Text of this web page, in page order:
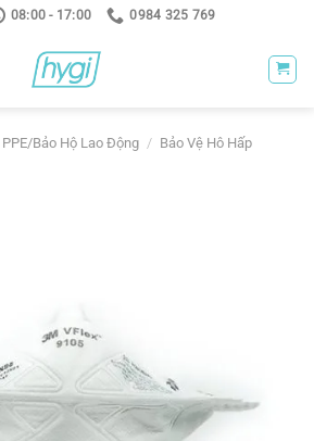
08:00 - 17:00 0984 325 769
Bảo Hộ Lao Động / Bảo Vệ Hô Hấp